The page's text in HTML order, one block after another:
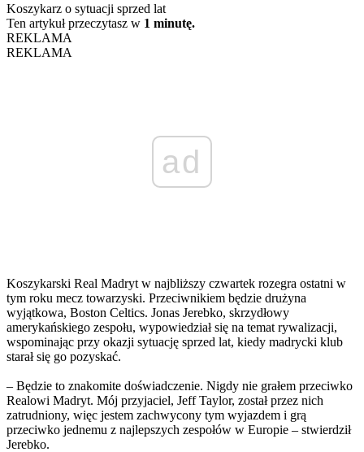
Koszykarz o sytuacji sprzed lat
Ten artykuł przeczytasz w 1 minutę.
REKLAMA
REKLAMA
ad
Koszykarski Real Madryt w najbliższy czwartek rozegra ostatni w
tym roku mecz towarzyski. Przeciwnikiem będzie drużyna
wyjątkowa, Boston Celtics. Jonas Jerebko, skrzydłowy
amerykańskiego zespołu, wypowiedział się na temat rywalizacji,
wspominając przy okazji sytuację sprzed lat, kiedy madrycki klub
starał się go pozyskać.
– Będzie to znakomite doświadczenie. Nigdy nie grałem przeciwko
Realowi Madryt. Mój przyjaciel, Jeff Taylor, został przez nich
zatrudniony, więc jestem zachwycony tym wyjazdem i grą
przeciwko jednemu z najlepszych zespołów w Europie – stwierdził
Jerebko.